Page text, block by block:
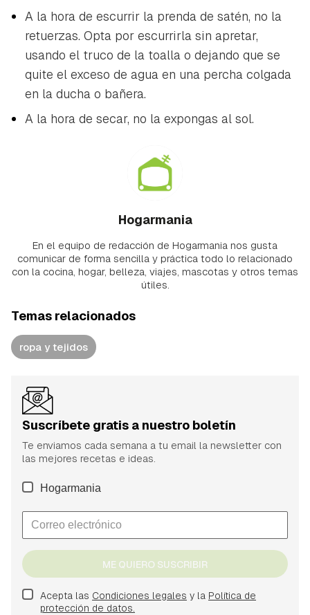
A la hora de escurrir la prenda de satén, no la
retuerzas. Opta por escurrirla sin apretar,
usando el truco de la toalla o dejando que se
quite el exceso de agua en una percha colgada
en la ducha o bañera.
A la hora de secar, no la expongas al sol.
Hogarmania
En el equipo de redacción de Hogarmania nos gusta
comunicar de forma sencilla y práctica todo lo relacionado
con la cocina, hogar, belleza, viajes, mascotas y otros temas
útiles.
Temas relacionados
ropa y tejidos
Suscríbete gratis a nuestro boletín
Te enviamos cada semana a tu email la newsletter con
las mejores recetas e ideas.
Hogarmania
ME QUIERO SUSCRIBIR
Acepta las Condiciones legales y la Política de
protección de datos.